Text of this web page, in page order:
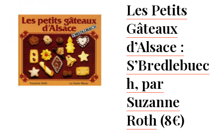
Les Petits
Gâteaux
d’Alsace :
S’Bredlebuec
h, par
Suzanne
Roth (8€)